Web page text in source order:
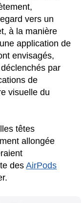
vers un
à la manière
application de
envisagés,
par
de
visuelle du
têtes
allongée
desAirPods